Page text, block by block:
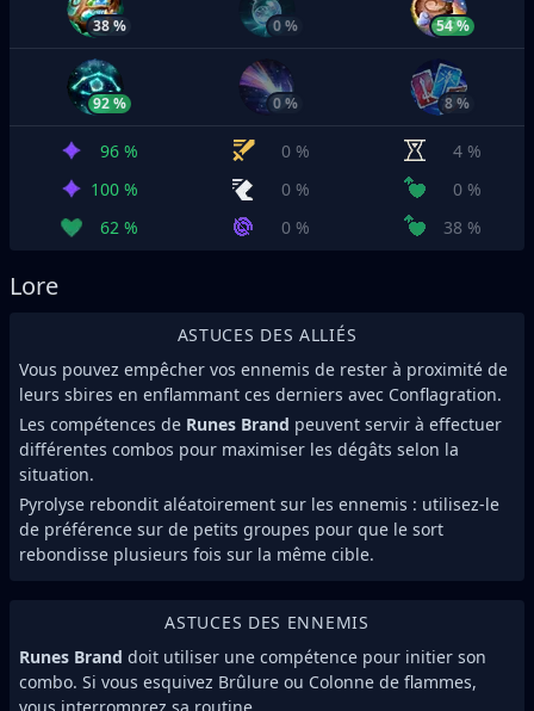
38 % 0 % 54 %
92 % 0 % 8 %
96 % 0 %
4 %
100 %
0 %
0 %
62 %
0 % 38 %
Lore
ASTUCES DES ALLIÉS
Vous pouvez empêcher vos ennemis de rester à proximité de
leurs sbires en enflammant ces derniers avec Conflagration.
Les compétences de Runes Brand peuvent servir à effectuer
différentes combos pour maximiser les dégâts selon la
situation.
Pyrolyse rebondit aléatoirement sur les ennemis : utilisez-le
de préférence sur de petits groupes pour que le sort
rebondisse plusieurs fois sur la même cible.
ASTUCES DES ENNEMIS
Runes Brand doit utiliser une compétence pour initier son
combo. Si vous esquivez Brûlure ou Colonne de flammes,